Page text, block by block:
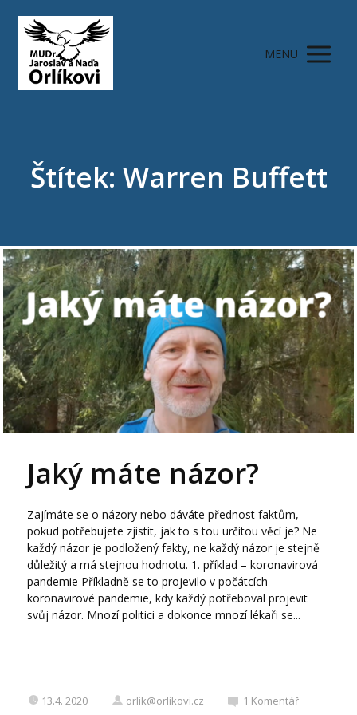
MENU
Štítek: Warren Buffett
Jaký máte názor?
Zajímáte se o názory nebo dáváte přednost faktům,
pokud potřebujete zjistit, jak to s tou určitou věcí je? Ne
každý názor je podložený fakty, ne každý názor je stejně
důležitý a má stejnou hodnotu. 1. příklad – koronavirová
pandemie Příkladně se to projevilo v počátcích
koronavirové pandemie, kdy každý potřeboval projevit
svůj názor. Mnozí politici a dokonce mnozí lékaři se...
13.4. 2020 orlik@orlikovi.cz 1 Komentář